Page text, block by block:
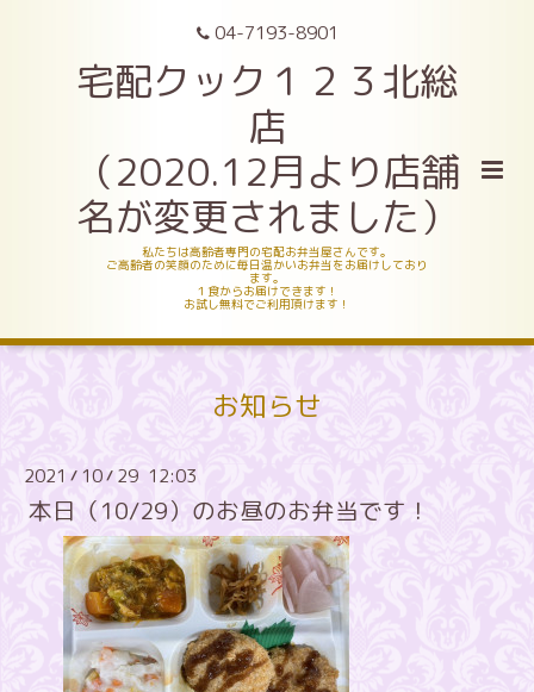
04-7193-8901
宅配クック１２３北総
店
（2020.12月より店舗
名が変更されました）
私たちは高齢者専門の宅配お弁当屋さんです。
ご高齢者の笑顔のために毎日温かいお弁当をお届けしており
ます。
１食からお届けできます！
お試し無料でご利用頂けます！
お知らせ
2021 / 10/ 29 12:03
本日（10/29）のお昼のお弁当です！